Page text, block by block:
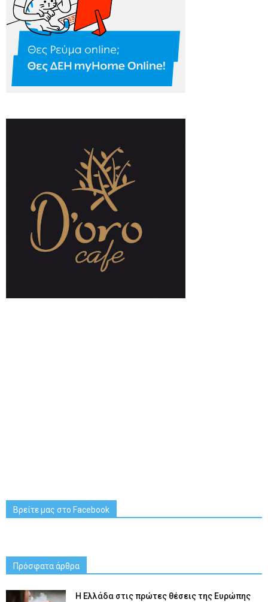
Βρείτε μας στο Facebook
Πρόσφατα άρθρα
Η Ελλάδα στις πρώτες θέσεις της Ευρώπης